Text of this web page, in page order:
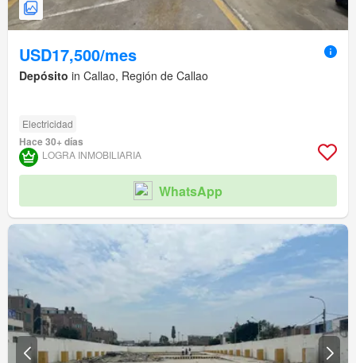
USD17,500/mes
Depósito in Callao, Región de Callao
Electricidad
Hace 30+ días
LOGRA INMOBILIARIA
WhatsApp